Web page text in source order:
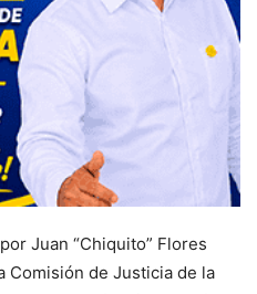
Juan “Chiquito” Flores
Comisión de Justicia de la